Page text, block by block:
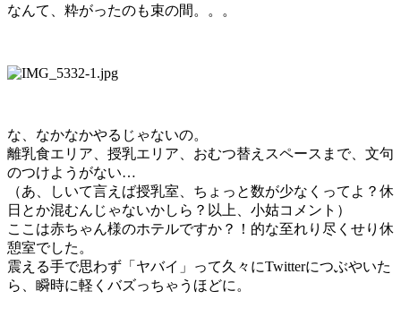
なんて、粋がったのも束の間。。。
な、なかなかやるじゃないの。
離乳食エリア、授乳エリア、おむつ替えスペースまで、文句
のつけようがない…
（あ、しいて言えば授乳室、ちょっと数が少なくってよ？休
日とか混むんじゃないかしら？以上、小姑コメント）
ここは赤ちゃん様のホテルですか？！的な至れり尽くせり休
憩室でした。
震える手で思わず「ヤバイ」って久々にTwitterにつぶやいた
ら、瞬時に軽くバズっちゃうほどに。